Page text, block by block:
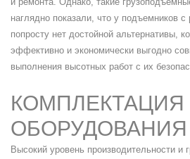
наглядно показали, что у подъемников
попросту нет достойной альтернативы,
эффективно и экономически выгодно
выполнения высотных работ с их
КОМПЛЕКТАЦИЯ
ОБОРУДОВАНИЯ
Высокий уровень производительности и